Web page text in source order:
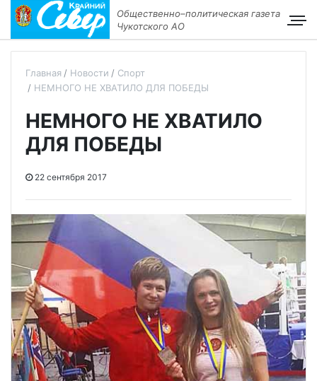
Общественно–политическая газета
Чукотского АО
Главная Новости
Спорт
НЕМНОГО НЕ ХВАТИЛО ДЛЯ ПОБЕДЫ
НЕМНОГО НЕ ХВАТИЛО
ДЛЯ ПОБЕДЫ
22 сентября 2017